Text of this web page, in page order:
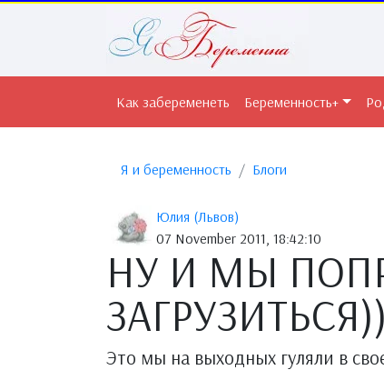
Как забеременеть Беременность+
Я и беременность Блоги
Юлия (Львов)
07 November 2011, 18:42:10
НУ И МЫ
ЗАГРУЗИТЬСЯ))
Это мы на выходных гуляли в